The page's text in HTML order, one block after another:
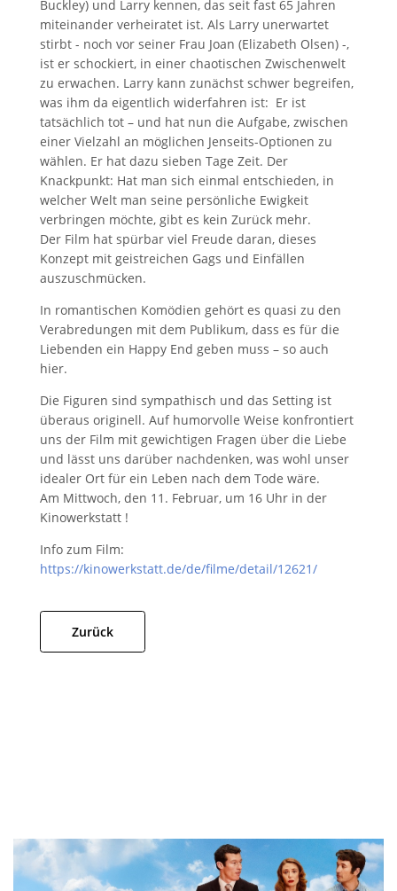
Buckley) und Larry kennen, das seit fast 65 Jahren
miteinander verheiratet ist. Als Larry unerwartet
stirbt - noch vor seiner Frau Joan (Elizabeth Olsen) -,
ist er schockiert, in einer chaotischen Zwischenwelt
zu erwachen. Larry kann zunächst schwer begreifen,
was ihm da eigentlich widerfahren ist: Er ist
tatsächlich tot – und hat nun die Aufgabe, zwischen
einer Vielzahl an möglichen Jenseits-Optionen zu
wählen. Er hat dazu sieben Tage Zeit. Der
Knackpunkt: Hat man sich einmal entschieden, in
welcher Welt man seine persönliche Ewigkeit
verbringen möchte, gibt es kein Zurück mehr.
Der Film hat spürbar viel Freude daran, dieses
Konzept mit geistreichen Gags und Einfällen
auszuschmücken.
In romantischen Komödien gehört es quasi zu den
Verabredungen mit dem Publikum, dass es für die
Liebenden ein Happy End geben muss – so auch
hier.
Die Figuren sind sympathisch und das Setting ist
überaus originell. Auf humorvolle Weise konfrontiert
uns der Film mit gewichtigen Fragen über die Liebe
und lässt uns darüber nachdenken, was wohl unser
idealer Ort für ein Leben nach dem Tode wäre.
Am Mittwoch, den 11. Februar, um 16 Uhr in der
Kinowerkstatt !
Info zum Film:
https://kinowerkstatt.de/de/filme/detail/12621/
Zurück